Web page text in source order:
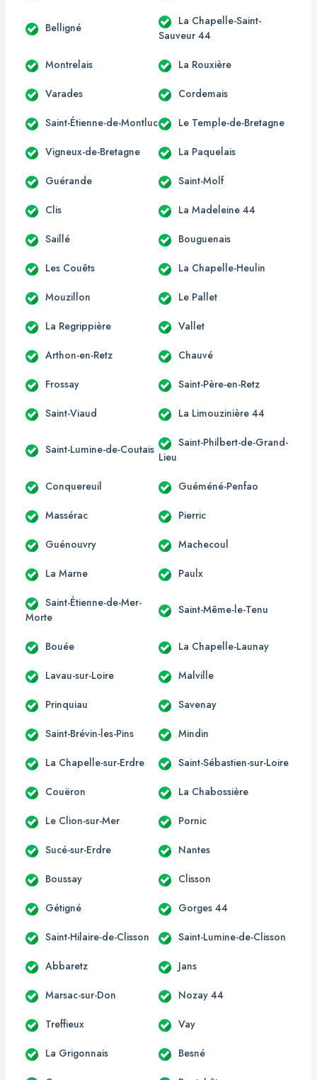
Belligné
La Chapelle-Saint-
Sauveur 44
Montrelais La Rouxière
Varades Cordemais
Saint-Étienne-de-Montluc Le Temple-de-Bretagne
Vigneux-de-Bretagne La Paquelais
Guérande Saint-Molf
Clis La Madeleine 44
Saillé Bouguenais
Les Couêts La Chapelle-Heulin
Mouzillon Le Pallet
La Regrippière Vallet
Arthon-en-Retz Chauvé
Frossay Saint-Père-en-Retz
Saint-Viaud La Limouzinière 44
Saint-Lumine-de-Coutais
Saint-Philbert-de-Grand-
Lieu
Conquereuil Guéméné-Penfao
Massérac Pierric
Guénouvry Machecoul
La Marne Paulx
Saint-Étienne-de-Mer-
Morte
Saint-Même-le-Tenu
Bouée La Chapelle-Launay
Lavau-sur-Loire Malville
Prinquiau Savenay
Saint-Brévin-les-Pins Mindin
La Chapelle-sur-Erdre Saint-Sébastien-sur-Loire
Couëron La Chabossière
Le Clion-sur-Mer Pornic
Sucé-sur-Erdre Nantes
Boussay Clisson
Gétigné Gorges 44
Saint-Hilaire-de-Clisson Saint-Lumine-de-Clisson
Abbaretz Jans
Marsac-sur-Don Nozay 44
Treffieux Vay
La Grigonnais Besné